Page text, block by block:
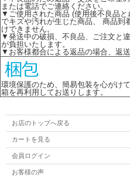
または電話でご連絡ください。
▼ご使用された商品 (使用後不良品
でキズや汚れが生じた商品、 商品到
けできません。
▼発送中の破損、不良品、ご注文と
が負担いたします。
▼お客様都合による返品の場合、返
環境保護のため、簡易包装を心がけ
箱を再利用してお送りします。
お店のトップへ戻る
カートを見る
会員ログイン
お客様の声